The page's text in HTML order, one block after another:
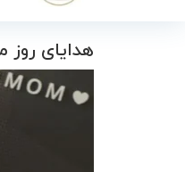
هدایای روز